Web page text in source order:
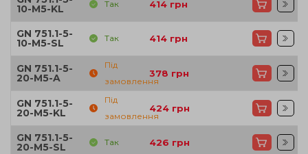
10-M5-KL Так 414 грн
GN 751.1-5-
10-M5-SL Так 414 грн
GN 751.1-5-
20-M5-A
Під
замовлення
378 грн
GN 751.1-5-
20-M5-KL
Під
замовлення
424 грн
GN 751.1-5-
20-M5-SL Так 426 грн